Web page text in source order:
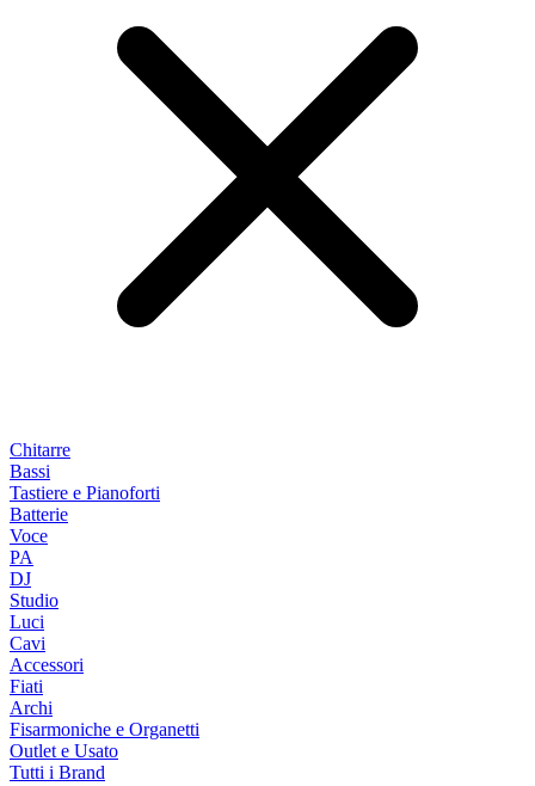
Chitarre
Bassi
Tastiere e Pianoforti
Batterie
Voce
PA
DJ
Studio
Luci
Cavi
Accessori
Fiati
Archi
Fisarmoniche e Organetti
Outlet e Usato
Tutti i Brand